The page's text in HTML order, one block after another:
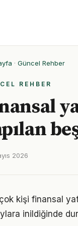
· Güncel Rehber
REHBER
2026
kişi finansal
inildiğinde